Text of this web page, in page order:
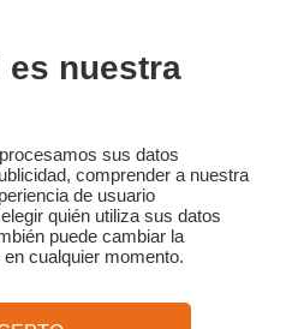
y política de privacidad
FAQ Blog Mapa del sitio
dirigido por Sooyoos
es nuestra
sus datos
comprender a nuestra
de usuario
quién utiliza sus datos
puede cambiar la
cualquier momento.